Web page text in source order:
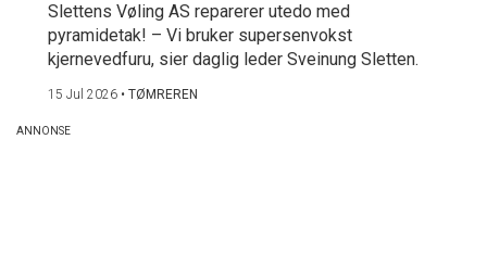
Slettens Vøling AS reparerer utedo med
pyramidetak! – Vi bruker supersenvokst
kjernevedfuru, sier daglig leder Sveinung Sletten.
15 Jul 2026 • TØMREREN